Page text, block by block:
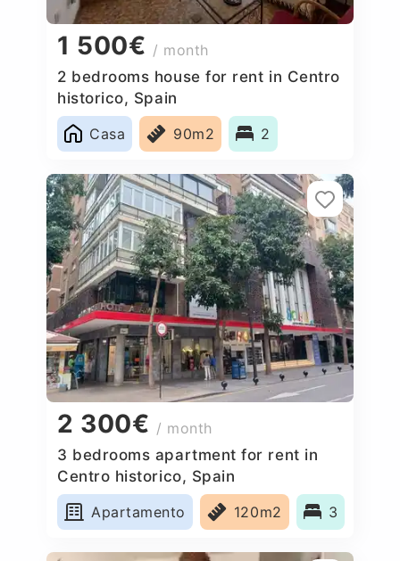
1 500€ / month
2 bedrooms house for rent in Centro
historico, Spain
Casa
90m2 2
2 300€ / month
3 bedrooms apartment for rent in
Centro historico, Spain
Apartamento
120m2 3